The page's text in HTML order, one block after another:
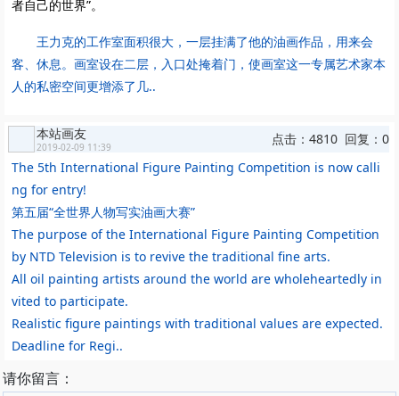
者自己的世界”。
王力克的工作室面积很大，一层挂满了他的油画作品，用来会
客、休息。画室设在二层，入口处掩着门，使画室这一专属艺术家本
人的私密空间更增添了几..
本站画友
2019-02-09 11:39
点击：4810 回复：0
The 5th International Figure Painting Competition is now calli
ng for entry!
第五届“全世界人物写实油画大赛”
The purpose of the International Figure Painting Competition
by NTD Television is to revive the traditional fine arts.
All oil painting artists around the world are wholeheartedly in
vited to participate.
Realistic figure paintings with traditional values are expected.
Deadline for Regi..
请你留言：